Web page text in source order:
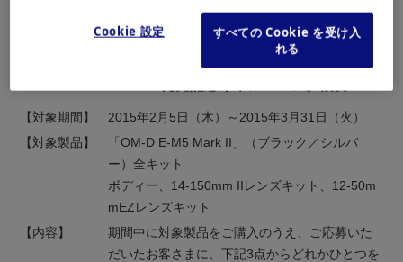
【対象期間】
2015年2月5日（木）～2015年3月31日（火）
【対象製品】
「OM-D E-M5 Mark II」（ブラック／シルバ
ー）全キット
ボディー、14-150mm IIレンズキット、12-50m
mEZレンズキット
【内容】
期間中に対象製品をご購入のうえ、ご応募いた
だいたお客さまに、下記3点からどれかひとつを
Cookie 設定
すべての Cookie を受け入
れる